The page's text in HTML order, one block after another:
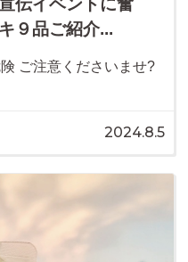
伝イベントに奮
９品ご紹介...
ご注意くださいませ?
2024.8.5